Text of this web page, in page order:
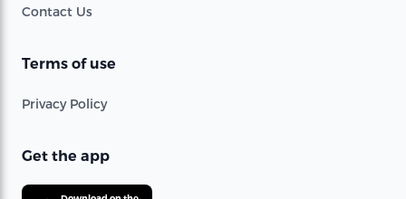
Contact Us
Terms of use
Privacy Policy
Get the app